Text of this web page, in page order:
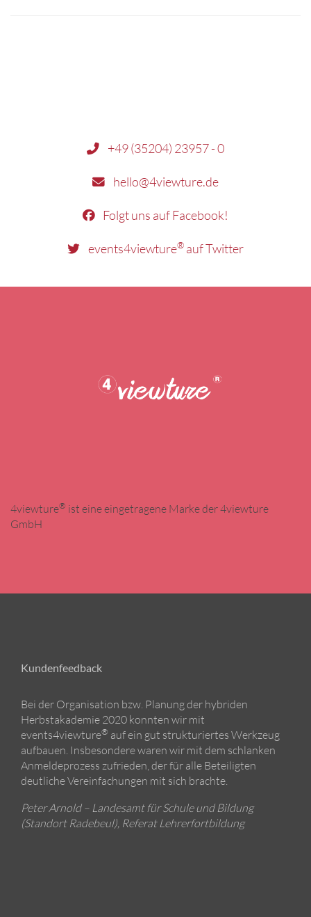
+49 (35204) 23957 - 0
hello@4viewture.de
Folgt uns auf Facebook!
events4viewture®auf Twitter
4viewture® ist eine eingetragene Marke der 4viewture
GmbH
Kundenfeedback
Bei der Organisation bzw. Planung der hybriden
Herbstakademie 2020 konnten wir mit
events4viewture® auf ein gut strukturiertes Werkzeug
aufbauen. Insbesondere waren wir mit dem schlanken
Anmeldeprozess zufrieden, der für alle Beteiligten
deutliche Vereinfachungen mit sich brachte.
Peter Arnold – Landesamt für Schule und Bildung
(Standort Radebeul), Referat Lehrerfortbildung